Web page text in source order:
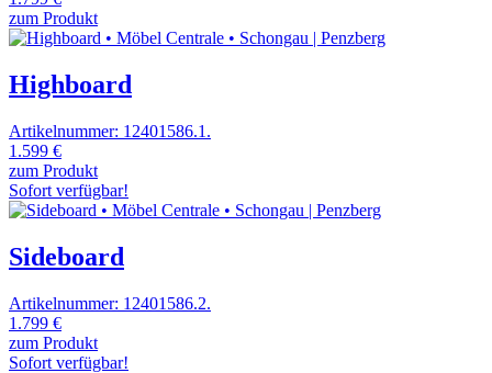
zum Produkt
Highboard
Artikelnummer: 12401586.1.
1.599 €
zum Produkt
Sofort verfügbar!
Sideboard
Artikelnummer: 12401586.2.
1.799 €
zum Produkt
Sofort verfügbar!